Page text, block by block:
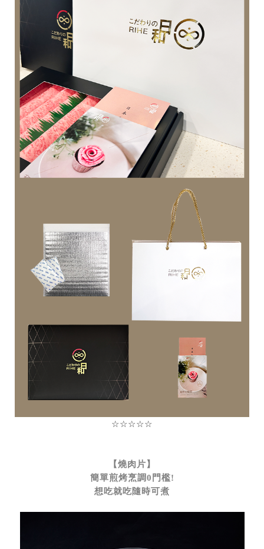
☆☆☆☆☆
【燒肉片】
簡單煎烤烹調0門檻!
想吃就吃隨時可煮